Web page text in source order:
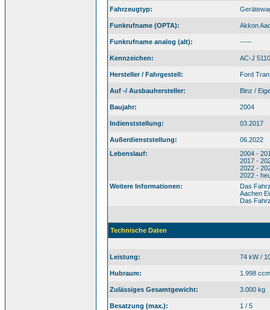
Fahrzeugtyp:
Funkrufname (OPTA): Akkon
Funkrufname analog (alt): -----
Kennzeichen: AC-J 5110
Hersteller / Fahrgestell: Ford
Auf -/ Ausbauhersteller: Binz /
Baujahr: 2004
Indienststellung: 03.2017
Außerdienststellung:
06.2022
Lebenslauf:
2004 -
2017 -
2022 -
2022 -
Weitere Informationen:
Das
Aachen
Das
Technische Daten
Leistung: 74 kW /
Hubraum: 1.998 ccm
Zulässiges Gesamtgewicht: 3.000 kg
Besatzung (max.): 1 / 5